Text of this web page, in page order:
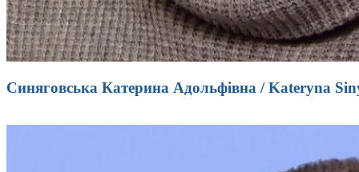
Синяговська Катерина Адольфівна / Kateryna